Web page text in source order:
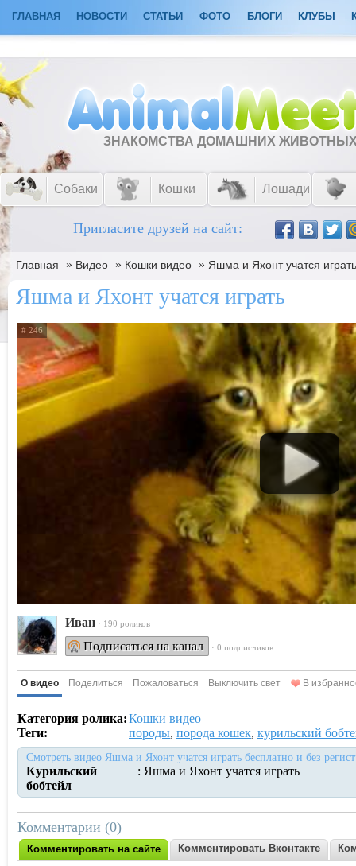
ГЛАВНАЯ НОВОСТИ СТАТЬИ ФОТО БЛОГИ КЛУБЫ
ЗНАКОМСТВА ДОМАШНИХ
Собаки Кошки Лошади
Пригласите друзей на сайт:
Главная » Видео » Кошки видео » Яшма и Яхонт учатся играть
Яшма и Яхонт учатся играть
# 246
Ивaн · 190 роликов
Подписаться на канал · 0 подписчиков
О видео Поделиться Пожаловаться Выключить свет В
Категория ролика:Кошки видео
Теги:
породы, порода кошек, курильский
Смотреть видео Яшма и Яхонт учатся играть бесплатно и без
Курильский
бобтейл
: Яшма и Яхонт учатся играть
Комментарии (0)
Комментировать на сайте Комментировать Вконтакте